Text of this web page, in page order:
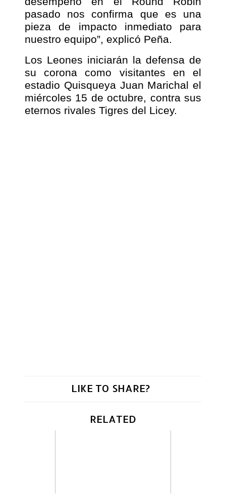
pasado nos confirma que es una
pieza de impacto inmediato para
nuestro equipo”, explicó Peña.
Los Leones iniciarán la defensa de
su corona como visitantes en el
estadio Quisqueya Juan Marichal el
miércoles 15 de octubre, contra sus
eternos rivales Tigres del Licey.
LIKE TO SHARE?
RELATED